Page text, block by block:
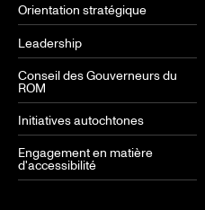
Orientation stratégique
Leadership
Conseil des Gouverneurs du
ROM
Initiatives autochtones
Engagement en matière
d'accessibilité